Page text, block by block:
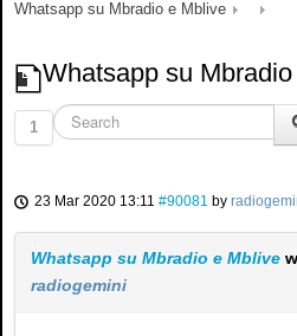
Whatsapp su Mbradio e Mblive
Whatsapp su
1
23 Mar 2020 13:11 #90081 by
Whatsapp su Mbradio e Mblive
radiogemini